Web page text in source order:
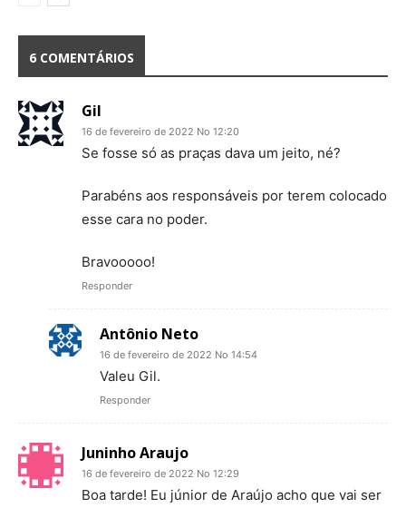
6 COMENTÁRIOS
Gil
16 de fevereiro de 2022 No 12:20
Se fosse só as praças dava um jeito, né?
Parabéns aos responsáveis por terem colocado
esse cara no poder.
Bravooooo!
Responder
Antônio Neto
16 de fevereiro de 2022 No 14:54
Valeu Gil.
Responder
Juninho Araujo
16 de fevereiro de 2022 No 12:29
Boa tarde! Eu júnior de Araújo acho que vai ser